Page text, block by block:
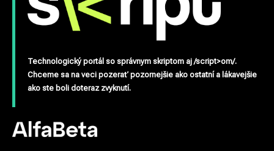
Technologický portál so správnym skriptom aj /script>om/.
Chceme sa na veci pozerať pozornejšie ako ostatní a lákavejšie
ako ste boli doteraz zvyknutí.